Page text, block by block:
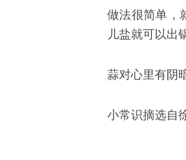
做法很简单，
儿盐就可以出
蒜对心里有阴
小常识摘选自